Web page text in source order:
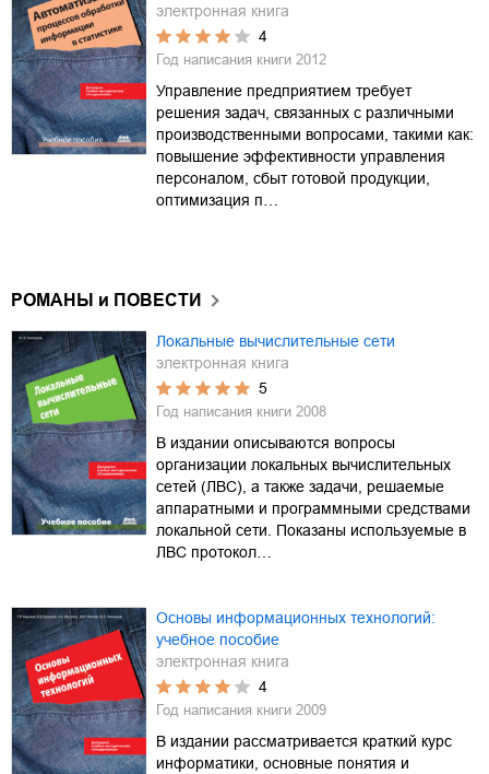
электронная книга
4
Год написания книги 2012
Управление предприятием требует
решения задач, связанных с различными
производственными вопросами, такими как:
повышение эффективности управления
персоналом, сбыт готовой продукции,
оптимизация п…
РОМАНЫ и ПОВЕСТИ
Локальные вычислительные сети
электронная книга
5
Год написания книги 2008
В издании описываются вопросы
организации локальных вычислительных
сетей (ЛВС), а также задачи, решаемые
аппаратными и программными средствами
локальной сети. Показаны используемые в
ЛВС протокол…
Основы информационных технологий:
учебное пособие
электронная книга
4
Год написания книги 2009
В издании рассматривается краткий курс
информатики, основные понятия и